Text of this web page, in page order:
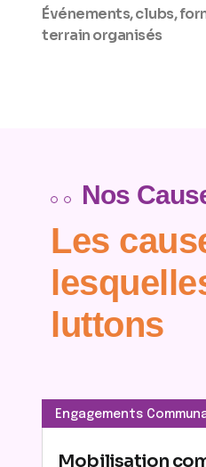
Événements, clubs,
terrain organisés
Nos
Les
luttons
Engagements
Mobilisation